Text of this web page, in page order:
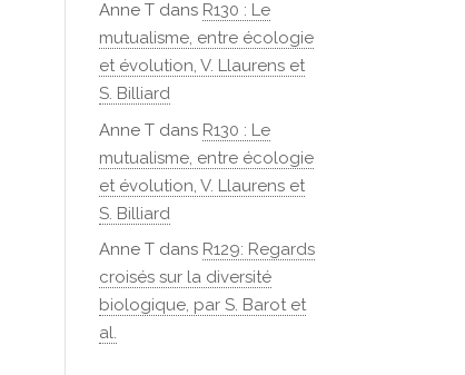
Anne T dans R130 : Le
mutualisme, entre écologie
et évolution, V. Llaurens et
S. Billiard
Anne T dans R130 : Le
mutualisme, entre écologie
et évolution, V. Llaurens et
S. Billiard
Anne T dans R129: Regards
croisés sur la diversité
biologique, par S. Barot et
al.